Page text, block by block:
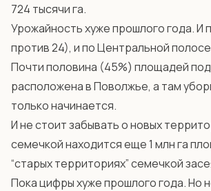
724 тысячи га.
Урожайность хуже прошлого года. И
против 24), и по Центральной
Почти половина (45%) площадей
расположена в Поволжье, а там
только начинается.
И не стоит забывать о новых
семечкой находится еще 1 млн га
“старых территориях” семечкой
Пока цифры хуже прошлого года. Но